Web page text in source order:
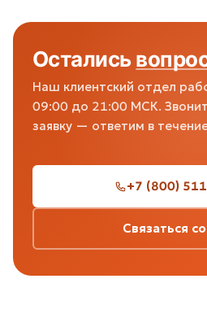
Остались
Наш клиентский отдел
09:00 до 21:00 МСК.
заявку — ответим в
+7 (800)
Связаться